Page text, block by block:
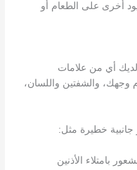
أخرى على الطعام أو
أي من علامات
وجهك، والشفتين واللسان،
جانبية خطيرة مثل:
بامتلاء الأذنين